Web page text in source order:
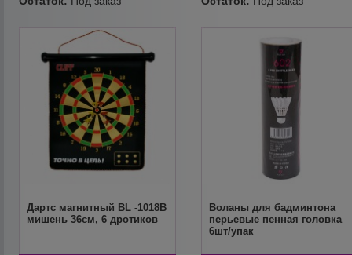
Дартс магнитный BL -1018В
мишень 36см, 6 дротиков
Воланы для бадминтона
перьевые пенная головка
6шт/упак